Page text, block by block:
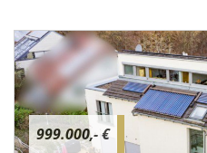
999.000,- €